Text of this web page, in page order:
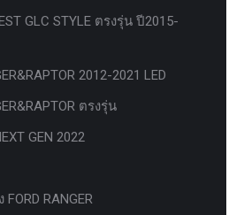
GLC STYLE ตรงรุ่น ปี2015-
2012-2021 LED
ตรงรุ่น
GEN 2022
RANGER